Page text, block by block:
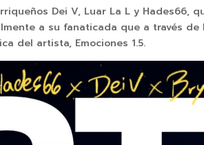
Dei V, Luar La L y Hades66,
a su fanaticada que a través
del artista, Emociones 1.5.